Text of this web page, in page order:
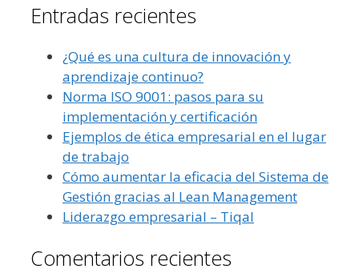
Entradas recientes
¿Qué es una cultura de innovación y
aprendizaje continuo?
Norma ISO 9001: pasos para su
implementación y certificación
Ejemplos de ética empresarial en el lugar
de trabajo
Cómo aumentar la eficacia del Sistema de
Gestión gracias al Lean Management
Liderazgo empresarial – Tiqal
Comentarios recientes